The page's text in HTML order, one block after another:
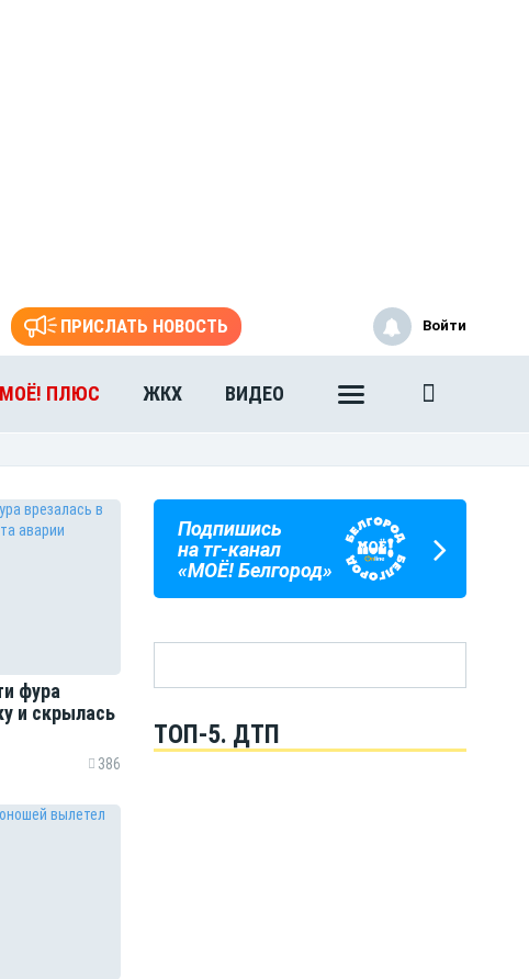
ПРИСЛАТЬ НОВОСТЬ
МОЁ! ПЛЮС ЖКХ ВИДЕО
Войти
фура
и скрылась
386
Подпишись
на тг-канал
«МОЁ! Белгород»
ПОГОДА
В БЕЛГОРОДЕ
ГОРОСКОП
НА КАЖДЫЙ ДЕНЬ
ТОП-5. ДТП